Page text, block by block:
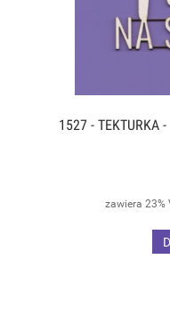
1527 - TEKTURKA
zawiera 23%